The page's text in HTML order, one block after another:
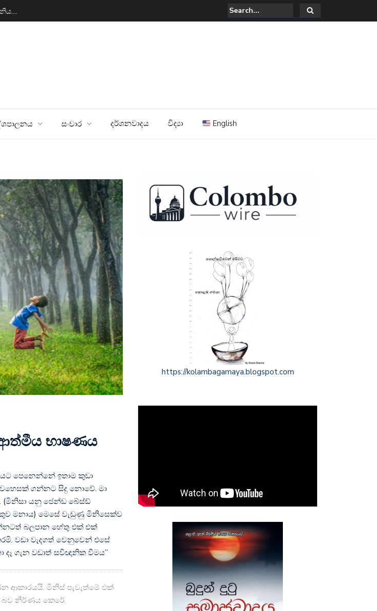
හූණන් විසින් පූසන් දඩයම් කිරීම ; දේශපාලන නරුමවාදයේ හෙලුව.
සංචාර දර්ශනවාදය විද්‍යා English
භාෂණය
පෙනෙන්නේ ඉතාම කුඩා
ගන්නට සිදු නොවේ. මා
(මිනිසා යනු ජෙන්ඩ බේස්ඩ්
මනාය) මෙසේ වැඩුණු මිනිසෙක්ව
බලපාන හේතු එක් එක්
වඩා වැදගත් වෙනුවෙන් එසේ
ගැන වඩාත් සවිඥානික වීමය”
ආකාරයයි. මිනිස් පැවැත්මේ එක්
බව නීර්ණය කෙරේ.
https://kolambagamaya.blogspot.com